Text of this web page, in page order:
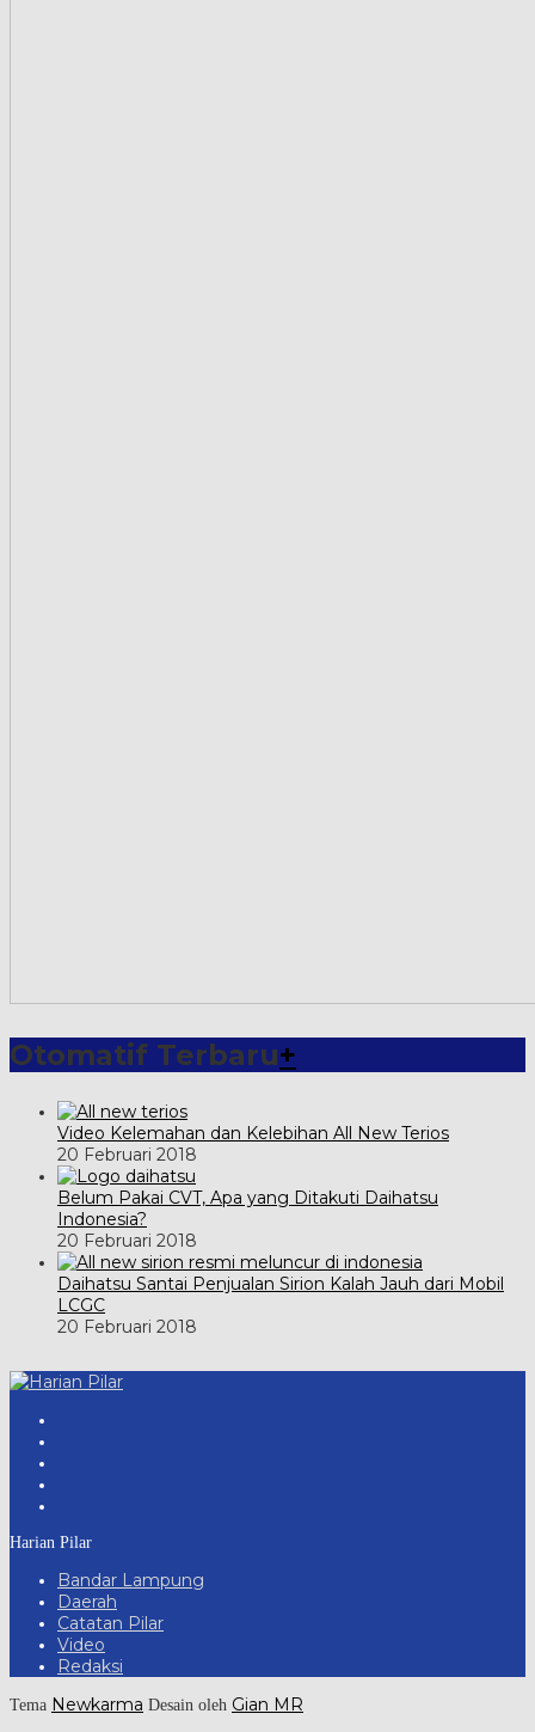
Otomatif Terbaru+
Video Kelemahan dan Kelebihan All New Terios
20 Februari 2018
Belum Pakai CVT, Apa yang Ditakuti Daihatsu
Indonesia?
20 Februari 2018
Daihatsu Santai Penjualan Sirion Kalah Jauh dari Mobil
LCGC
20 Februari 2018
Harian Pilar
Bandar Lampung
Daerah
Catatan Pilar
Video
Redaksi
Tema Newkarma Desain oleh Gian MR